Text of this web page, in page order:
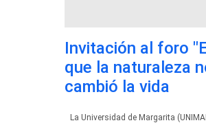
Invitación al foro
que la naturaleza
cambió la vida
La Universidad de Margarita